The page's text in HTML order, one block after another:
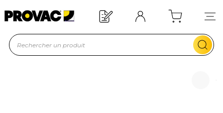
Offre de bienvenue : 20€ offerts !
En savoir plus